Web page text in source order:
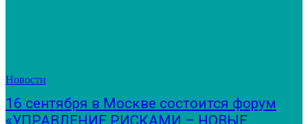
Новости
16 сентября в Москве состоится форум
«УПРАВЛЕНИЕ РИСКАМИ – НОВЫЕ